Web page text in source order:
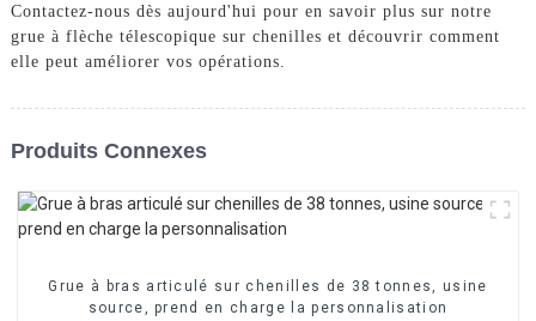
Contactez-nous dès aujourd'hui pour en savoir plus sur notre
grue à flèche télescopique sur chenilles et découvrir comment
elle peut améliorer vos opérations.
Produits Connexes
Grue à bras articulé sur chenilles de 38 tonnes, usine
source, prend en charge la personnalisation